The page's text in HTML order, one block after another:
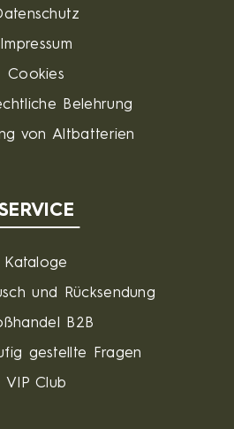
Impressum
Cookies
Belehrung
von Altbatterien
Kataloge
und Rücksendung
B2B
gestellte Fragen
VIP Club